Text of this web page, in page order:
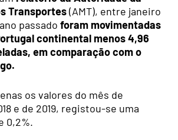
Transportes(AMT), entre janeiro
passadoforam movimentadas
continental menos 4,96
em comparação com o
os valores do mês de
e de 2019, registou-se uma
0,2%.